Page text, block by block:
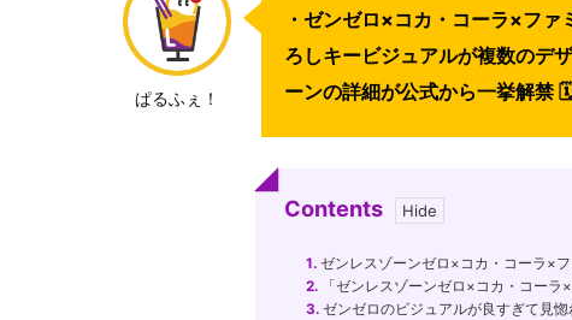
ぱるふぇ！
・ゼンゼロ×コカ・コーラ×フ
ろしキービジュアルが複数のデ
ーンの詳細が公式から一挙解禁
Contents
1. ゼンレスゾーンゼロ×コカ・コーラ×
2. 「ゼンレスゾーンゼロ×コカ・コーラ
3. ゼンゼロのビジュアルが良すぎて見惚